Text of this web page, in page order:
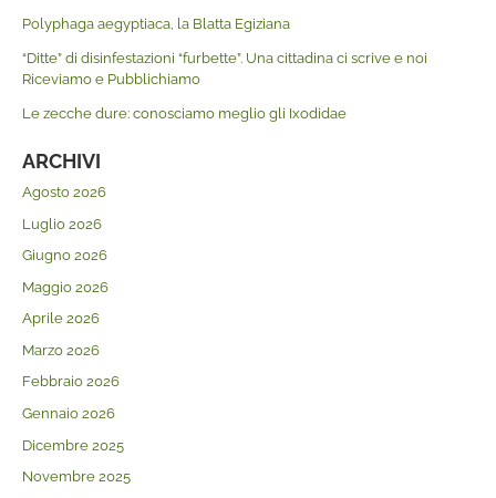
Polyphaga aegyptiaca, la Blatta Egiziana
“Ditte” di disinfestazioni “furbette”. Una cittadina ci scrive e noi
Riceviamo e Pubblichiamo
Le zecche dure: conosciamo meglio gli Ixodidae
ARCHIVI
Agosto 2026
Luglio 2026
Giugno 2026
Maggio 2026
Aprile 2026
Marzo 2026
Febbraio 2026
Gennaio 2026
Dicembre 2025
Novembre 2025